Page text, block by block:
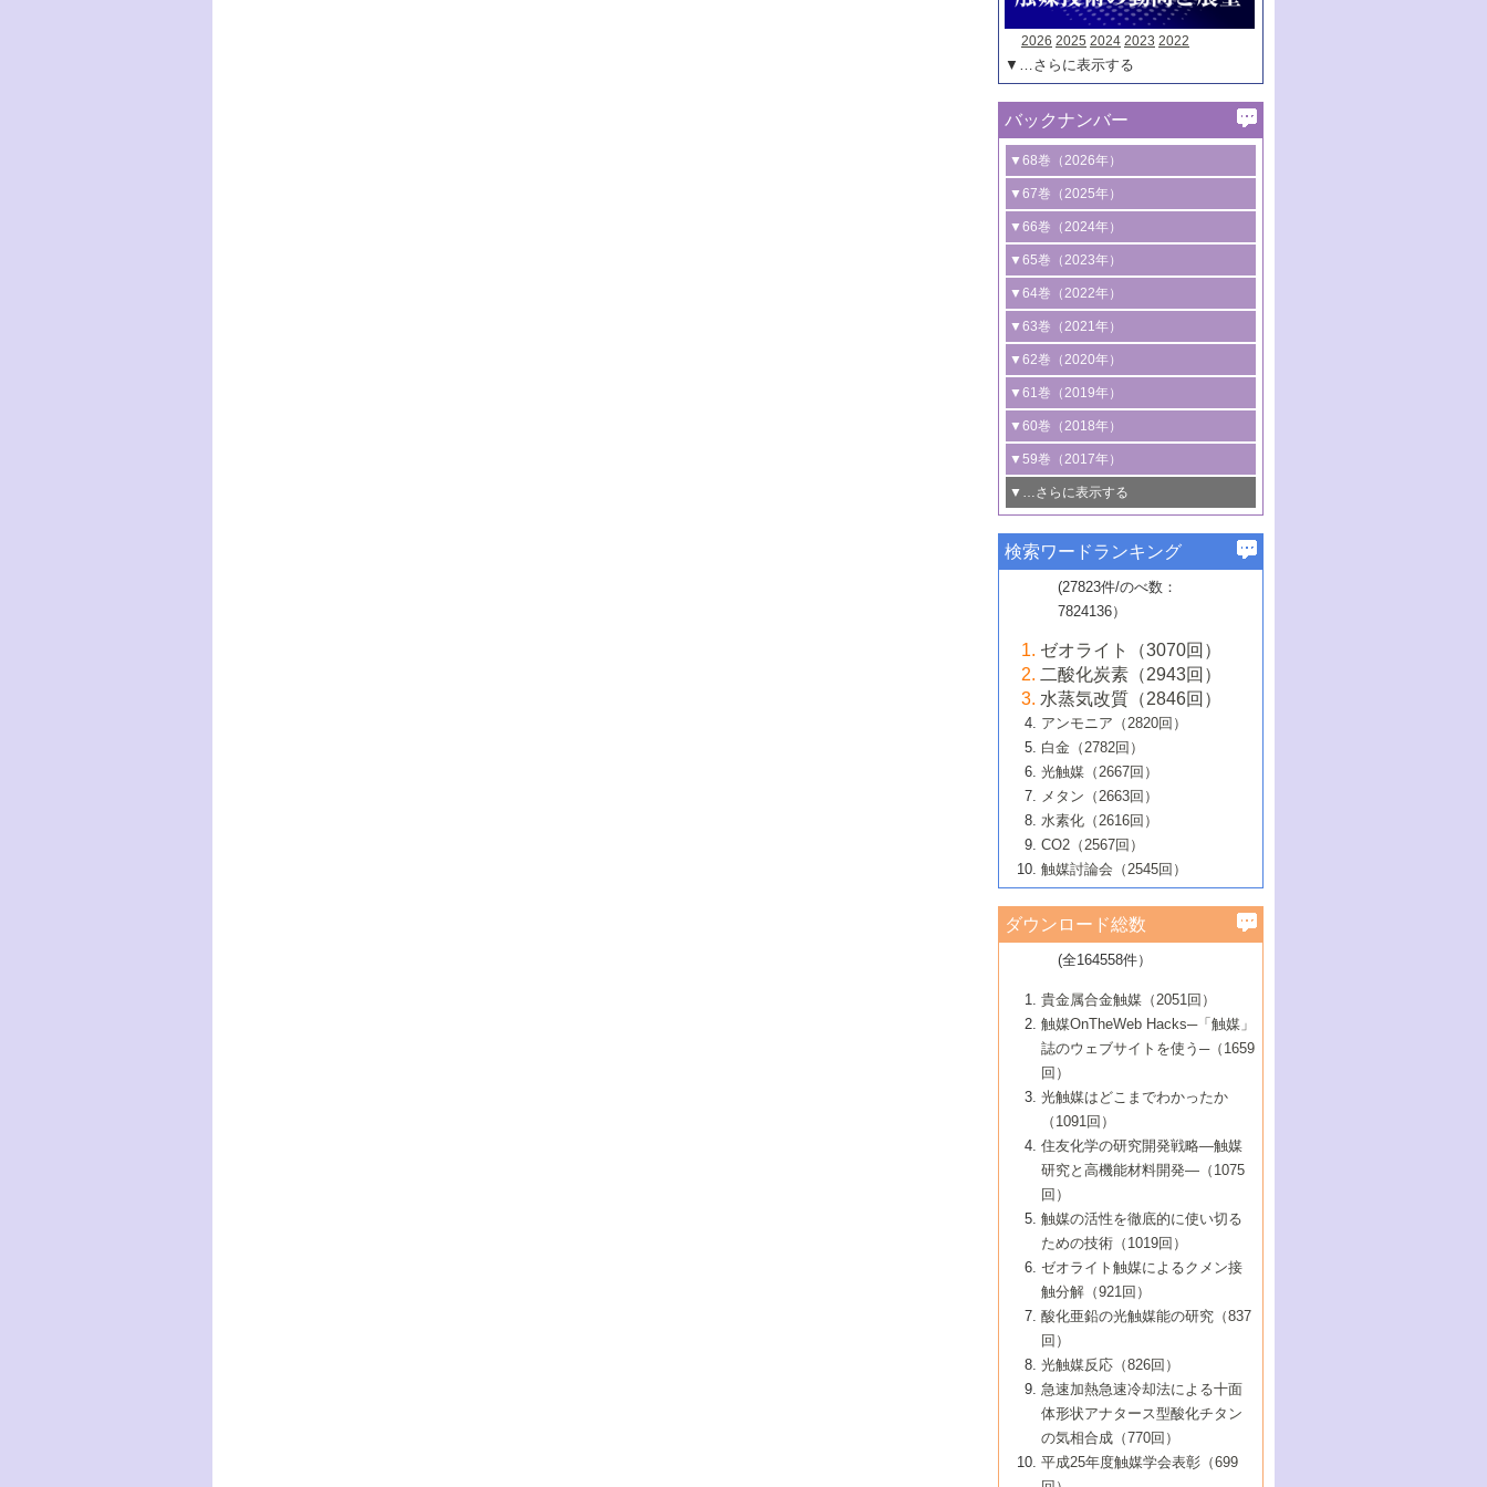
2026 2025 2024 2023 2022
▼…さらに表示する
バックナンバー
▼68巻（2026年）
1号 過酸化水素合成に関する研究動向
2号 コンピューター技術により加速する
触媒開発
3号 有機分子変換やCO 資源化のための
光触媒に関する最近の研究
B号 第137回触媒討論会（2026年）
▼67巻（2025年）
1号 CO
水素化によるグリーン燃料/グリ
ーンケミカル製造
2号 水素製造のための水分解技術に関す
る最近の研究
3号 オレフィン系樹脂の精密合成に関す
る最新技術
4号 アルコール類の効率的変換を実現す
る非貴金属触媒の研究動向
5号 ゼオライトの合成と応用における研
究動向
6号 ヘテロ接合界面
B号 第135回触媒討論会（2025年）
▼66巻（2024年）
1号 低次元ナノ構造を有する触媒材料
2号 規制反応場を活用した固体触媒研究
の新展開
3号 未踏分子変換を目指した酸化触媒プ
ロセスの最前線
4号 シンクロトロン放射光および中性子
線を利用した触媒解析技術の最先端
5号 単原子触媒
6号 参照触媒委員会からのお知らせ
B号 第133回触媒討論会（2023年）
▼65巻（2023年）
1号 炭素が関わる触媒機能
2号 プラスチックケミカルリサイクルの
ための触媒技術
3号 非酸化物系金属化合物を基盤とした
触媒材料の開発
4号 格子酸素・格子酸素欠陥を利用した
触媒反応
5号 生体触媒によるエネルギー変換反応
6号 窒素とリンの循環のための触媒・機
能性材料
▼64巻（2022年）
1号 合成ガス製造とCOを用いるケミカル
ズ合成の最新動向
2号 化学品合成のための合金触媒開発
3号 CO の排出削減および有効活用のた
めの触媒技術
4号 若手による情報発信企画～とびたて
若き触媒の研究者たち～（1）
若き触媒の研究者たち～（2）
6号 石油のノーブル・ユースを志向した
触媒技術
大学：オンライン・対面開催）
▼63巻（2021年）
1号 金触媒の新展開
2号 ペロブスカイト
3号 特殊反応場を利用した触媒的分子変
換反応
4号 多孔質材料を用いた触媒の新展開
5号 情報学的手法を用いた触媒開発
6号 カーボンニュートラルに向けた電解
技術
B号 第127回触媒討論会（2021年・オン
ライン開催(Zoom)のみ）
▼62巻（2020年）
1号 触媒設計を拓く欠陥構造のキャラク
タリゼーション
2号 機能化学品製造に資するクリーンな
触媒的酸化反応
3号 水処理のための触媒化学
4号 光触媒を用いた水分解の最新の研究
動向
5号 次世代の触媒プロセスを支えるマイ
6号 メタン転換技術の最新動向
B号 第125回触媒討論会（2020年・工学
院大学）
▼61巻（2019年）
1号 物質移動制御に着目した触媒プロセ
ス開発
2号 CO2 フリー水素サプライチェーンに
関わる触媒開発動向
3号 精密高分子合成に関する最近の研究
動向
4号 バイオマス化成品製造のための触媒
5号 固体触媒による含窒素有機化合物変
換の最前線
6号 貴金属使用量低減に向けた自動車排
ガス浄化触媒の開発
B号 第123回触媒討論会（2019年・大阪
▼60巻（2018年）
1号 固体酸触媒の最新の研究動向
2号 二酸化炭素からの有用化学品合成
3号 ナノ粒子・クラスター触媒の最前線
4号 60周年記念企画
5号 進化するゼオライト合成技術
6号 非貴金属系触媒における電気化学的
B号 第121回触媒討論会（2018年・東京
大学）
▼59巻（2017年）
1号 いたるところに，触媒
最先端技術
3号 無機分離膜材料の開発と触媒反応プ
ロセスへの適用
5号 水素のふるまいを解き明かす最先端
研究
6号 低級アルカンの有効利用のための触
媒技術
B号 第119回触媒討論会（2017年・首都
大学東京）
▼…さらに表示する
1号 ユニークな構造の高分子を生み出す触
2号 リグニンからの化成品製造に向けた触
媒技術
3号 触媒研究の最先端～とびたて若き研究
者たち～（1）
4号 触媒研究の最先端～とびたて若き研究
者たち～（2）
5号 触媒研究の最先端～とびたて若き研究
者たち～（3）
6号 イオニクス材料と燃料電池・電解合成
の最新の研究動向
B号 第117回触媒討論会（2016年・大阪府
立大学）
▼57巻（2015年）
1号 水素キャリアにかかわる触媒技術の新
2号 石油精製用触媒の最近の進展
3号 固体酸化物形燃料電池（SOFC）におけ
るアノード触媒上での燃料直接改質技術
4号 コアシェル構造の制御による触媒機能
5号 工業触媒およびその周辺技術の最近の
進歩
6号 ナノシート
B号 第115回触媒討論会（2015年・成蹊大
▼56巻（2014年）
2号 光触媒反応機構に関する最新の研究動
向
開発動向
4号 人工光合成に向けた近年のアプローチ
5号 未利用熱エネルギーの有効活用に貢献
する触媒技術
6号 ポリオキソメタレート
B号 第113回触媒討論会（2014年・ロワジ
ールホテル豊橋）
1号 高耐久性燃料電池システム用触媒にお
ける新展開
2号 リビングラジカル重合の最近の動向
3号 天然ガスの化学工業的展開に関する触
媒技術
4号 貴金属触媒の精密構造制御とその活用
5号 バイオマス化成品製造のための固体触
6号 ナノ空間─吸着状態解析から新機能開拓
B号 第111回触媒討論会（2013年・関西大
▼54巻（2012年）
1号 規則性多孔体の利用技術における最近
の進歩
2号 第109回触媒討論会
3号 貴金属低減技術の最新動向
4号 貴金属代替技術の最新動向
5号 光触媒による物質変換反応の新展開
6号 グラフェン
7号 水素を利用する化成品合成の新潮流
▼53巻（2011年）
1号 金属学から見る合金触媒の新展開
2号 第107回触媒討論会
3号 触媒のその場観察法の進歩（１）
4号 触媒のその場観察法の進歩（２）
5号 不活性結合の触媒的活性化による有機
合成
6号 新しい固体酸触媒技術
7号 ゼオライト合成における最近の進歩
▼52巻（2010年）
1号 触媒の劣化対策と長寿命触媒開発
2号 第105回触媒討論会
3号 ナノ構造が拓く新機能
4号 活性サイトおよびその環境の精密な設
計による触媒の高機能化
5号 触媒を有効に使うための技術
7号 有機分子触媒による精密有機合成
8号 高機能化ポリオレフィンに向けた重合
触媒の最近の進展
1号 炭素材料－熱い注目を集める材料－
2号 第103回触媒討論会
3号 環境浄化用光触媒の現状と課題
4号 水素社会の実現に向けた水素製造・貯
蔵技術の進歩
5号 CO2が関わる触媒・材料
7号 持続可能社会実現のための触媒および
触媒関連技術
▼50巻（2008年）
1号 触媒化学と学会のこの10年，半世紀，
そして未来
2号 第101回触媒討論会
4号 錯体を利用したユニークな表面構造の
構築と機能
5号 若手会員による触媒研究の未来展望1：
企業編
6号 第102回触媒討論会
7号 触媒・化学反応における計算化学の進
8号 若手研究者による触媒研究の未来展望
2：大学・研究所編
▼49巻（2007年）
1号 含フッ素化合物の合成と触媒
2号 第99回触媒討論会
3号 実用的ファインケミカル合成プロセス
を実現する触媒
5号 こんな物質，あんな物質―新たな触媒
の可能性―
7号 『結晶の化学』を活かした触媒研究
8号 イオン液体の応用
▼48巻（2006年）
1号 固体酸触媒の最近の進歩
2号 第97回触媒討論会
3号 リビング重合触媒の最近の展開
5号 水素製造・貯蔵のための触媒技術の新
しい展開
6号 第98回触媒討論会
7号 基礎化学品製造の触媒技術
8号 多機能型リアクター
1号 最近の触媒担体とその効果
2号 第95回触媒討論会
4号 水分解用光触媒材料
5号 時間分解分光の進歩と応用
6号 第96回触媒討論会
8号 超臨界流体を用いた化学プロセスの新
▼46巻（2004年）
1号 部分酸化反応触媒の最前線
2号 第93回触媒討論会
3号 特殊エネルギー場の触媒反応
4号 生体内における金属の触媒作用
5号 ファインケミカルズの展開に寄与する
6号 第94回触媒討論会
7号 サブナノレベルでみた新しい表面現象
8号 オレフィン重合触媒の新たな展
▼45巻（2003年）
1号 なぜこの触媒が良いのか？
2号 第91回触媒討論会
3号 最近の自動車排ガス処理技術
4号 触媒研究の現状と将来─第90回触媒討論
5号 基礎化学品製造の触媒技術
6号 第92回触媒討論会
7号 基礎化学品製造の触媒技術
8号 資源の循環と触媒技術
▼44巻（2002年）
1号 高次制御された触媒の化学
2号 第89回触媒討論会
3号 触媒を利用した電気化学の新展開
4号 ナノ材料の調製と機能化
5号 こんな触媒が欲しい
6号 第90回触媒討論会
7号 触媒研究と学術雑誌/情報
8号 若い世代からみた触媒化学の現状と未
▼43巻（2001年）
1号 グリーンケミストリーと触媒
2号 第87回触媒討論会特集号
3号 生体触媒とバイオプロセス
4号 水素製造・利用の触媒化学
5号 触媒研究における新しい切り口：コン
ビナトリアルケミストリー
6号 第88回触媒討論会特集号
7号 企業における触媒研究のブレークスル
8号 この材料を触媒として使ってみません
▼42巻（2000年）
1号 触媒反応工学の明日を拓く
2号 第85回触媒討論会
3号 反応ダイナミクス
5号 触媒のおもしろさをどのように伝える
6号 第86回触媒討論会
7号 水素化精製触媒の新しい展開
8号 新しい反応性と機能性を目指した金属
クラスタ-化学
▼41巻（1999年）
1号 孔、穴、あな?-特異な空間とその利用-
2号 第83回触媒討論会
3号 均一系触媒反応最前線
4号 実用炭素材料の新展開
5号 研究の方法論を考える
7号 機能性金属材料と触媒
8号 触媒研究へのNMRの応用と展望
▼40巻（1998年）
進展と21世紀への提言/創立40周年記念・触
媒学会この10年の歩みとこれから/創立40周
2号 第81回触媒討論会
3号 計算機触媒化学へのさそい
4号 触媒劣化の制御と予測
5号 最新の実用プロセスと触媒
6号 第82回触媒討論会
7号 ナノ構造体の化学
8号 あの反応は今
1号 均一系と不均一系触媒反応-その特徴と
接点
2号 第79回触媒討論会
3号 最新NO除去触媒の実用化研究
4号 新しい反応場を目指した触媒調製
5号 反応・分離技術の新しい展開
6号 第80回触媒討論会
8号 AFMでみる世界
▼38巻（1996年）
1号 触媒の構造と触媒作用/C1化学を中心と
する21世紀への触媒
3号 オリンピックメダル:金・銀・銅はどん
な触媒作用を示すか
4号 触媒作用における機能の複合化
5号 未来を拓け！若手研究者
6号 第78回触媒討論会
7号 ダイナミックな領域への触媒研究の展
開/C1化学を中心とする21世紀への触媒
▼37巻（1995年）
1号 ファインケミカルズと固体触媒
2号 第75回触媒討論会
3号 希土類を利用した触媒
4号 触媒とリサイクル
5号 エネルギー変換触媒
6号 第76回触媒討論会
7号 表面吸着相の新しい展開
8号 マイクロポーラス・クリスタル触媒の
▼36巻（1994年）
1号 電気化学と触媒
2号 第73回触媒討論会
3号 C4化学の展開
4号 《通常号》
5号 《通常号》
6号 第74回触媒討論会
▼35巻（1993年）
1号 工業触媒開発マニュアル―探索から工
業化まで
2号 第71回触媒討論会
3号 研究開発のうらおもて―着想と展開
4号 触媒劣化と寿命の予測
5号 環境に優しい触媒
▼34巻（1992年）
1号 インパクトを与えたこの研究
2号 第69回触媒討論会
3号 ケミカルズ合成触媒―新しい展開と応
▼33巻（1991年）
1号 触媒プロセス開発マニュアル―探索か
ら工業化まで，知っておきたいこと PartII
2号 第67回触媒討論会
▼32巻（1990年）
1号 21世紀に向けて触媒研究の飛躍をめざ
す―触媒化学の裾野を広げよう
2号 第65回触媒討論会
▼31巻（1989年）
1号 情報科学と反応設計・材料設計
▼30巻（1988年）
検索ワードランキング
(27823件/のべ数：
7824136）
ゼオライト（3070回）
二酸化炭素（2943回）
水蒸気改質（2846回）
アンモニア（2820回）
白金（2782回）
光触媒（2667回）
メタン（2663回）
水素化（2616回）
CO2（2567回）
触媒討論会（2545回）
ダウンロード総数
(全164558件）
貴金属合金触媒（2051回）
触媒OnTheWeb Hacks─「触媒」
誌のウェブサイトを使う─（1659
回）
光触媒はどこまでわかったか
（1091回）
住友化学の研究開発戦略―触媒
研究と高機能材料開発―（1075
回）
触媒の活性を徹底的に使い切る
ための技術（1019回）
ゼオライト触媒によるクメン接
触分解（921回）
酸化亜鉛の光触媒能の研究（837
回）
光触媒反応（826回）
急速加熱急速冷却法による十面
体形状アナタース型酸化チタン
の気相合成（770回）
平成25年度触媒学会表彰（699